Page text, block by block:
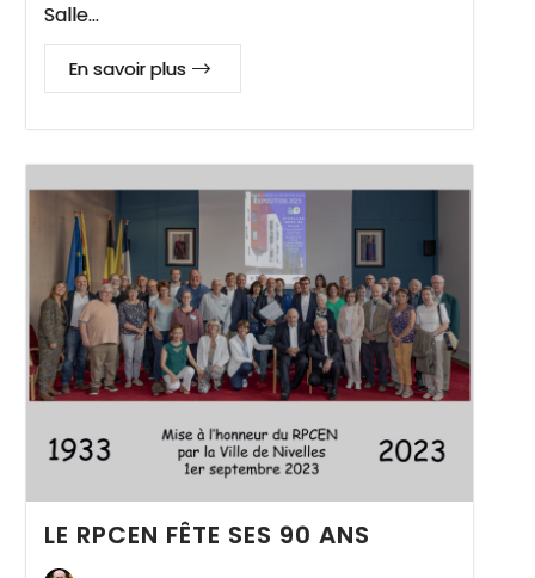
Salle…
En savoir plus
LE RPCEN FÊTE SES 90 ANS